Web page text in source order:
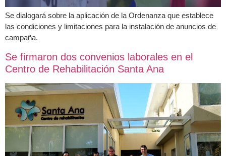
Se dialogará sobre la aplicación de la Ordenanza que establece
las condiciones y limitaciones para la instalación de anuncios de
campaña.
Se firmaron dos convenios laborales en el
Centro de Rehabilitación Santa Ana